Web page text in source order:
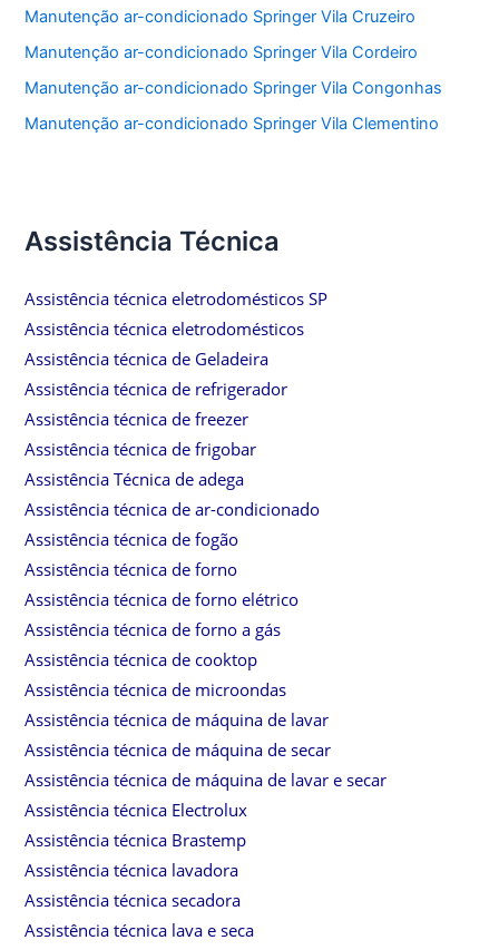
Manutenção ar-condicionado Springer Vila Cruzeiro
Manutenção ar-condicionado Springer Vila Cordeiro
Manutenção ar-condicionado Springer Vila Congonhas
Manutenção ar-condicionado Springer Vila Clementino
Assistência Técnica
Assistência técnica eletrodomésticos SP
Assistência técnica eletrodomésticos
Assistência técnica de Geladeira
Assistência técnica de refrigerador
Assistência técnica de freezer
Assistência técnica de frigobar
Assistência Técnica de adega
Assistência técnica de ar-condicionado
Assistência técnica de fogão
Assistência técnica de forno
Assistência técnica de forno elétrico
Assistência técnica de forno a gás
Assistência técnica de cooktop
Assistência técnica de microondas
Assistência técnica de máquina de lavar
Assistência técnica de máquina de secar
Assistência técnica de máquina de lavar e secar
Assistência técnica Electrolux
Assistência técnica Brastemp
Assistência técnica lavadora
Assistência técnica secadora
Assistência técnica lava e seca